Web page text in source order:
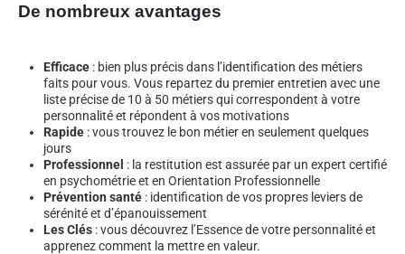
De nombreux avantages
Efficace : bien plus précis dans l’identification des métiers
faits pour vous. Vous repartez du premier entretien avec une
liste précise de 10 à 50 métiers qui correspondent à votre
personnalité et répondent à vos motivations
Rapide : vous trouvez le bon métier en seulement quelques
jours
Professionnel : la restitution est assurée par un expert certifié
en psychométrie et en Orientation Professionnelle
Prévention santé : identification de vos propres leviers de
sérénité et d’épanouissement
Les Clés : vous découvrez l’Essence de votre personnalité et
apprenez comment la mettre en valeur.